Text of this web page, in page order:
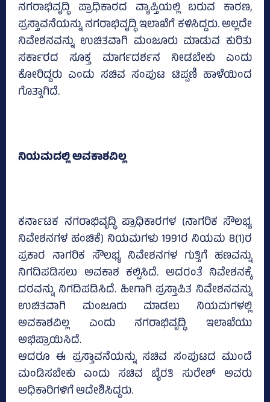
ನಗರಾಭಿವೃದ್ಧಿ ಪ್ರಾಧಿಕಾರದ ವ್ಯಾಪ್ತಿಯಲ್ಲಿ ಬರುವ ಕಾರಣ,
ಪ್ರಸ್ತಾವನೆಯನ್ನು ನಗರಾಭಿವೃದ್ಧಿ ಇಲಾಖೆಗೆ ಕಳಿಸಿದ್ದರು. ಅಲ್ಲದೇ
ನಿವೇಶನವನ್ನು ಉಚಿತವಾಗಿ ಮಂಜೂರು ಮಾಡುವ ಕುರಿತು
ಸರ್ಕಾರದ ಸೂಕ್ತ ಮಾರ್ಗದರ್ಶನ ನೀಡಬೇಕು ಎಂದು
ಕೋರಿದ್ದರು ಎಂದು ಸಚಿವ ಸಂಪುಟ ಟಿಪ್ಪಣಿ ಹಾಳೆಯಿಂದ
ಗೊತ್ತಾಗಿದೆ.
ನಿಯಮದಲ್ಲಿ ಅವಕಾಶವಿಲ್ಲ
ಕರ್ನಾಟಕ ನಗರಾಭಿವೃದ್ಧಿ ಪ್ರಾಧಿಕಾರಗಳ (ನಾಗರಿಕ ಸೌಲಭ್ಯ
ನಿವೇಶನಗಳ ಹಂಚಿಕೆ) ನಿಯಮಗಳು 1991ರ ನಿಯಮ 8(1)ರ
ಪ್ರಕಾರ ನಾಗರಿಕ ಸೌಲಭ್ಯ ನಿವೇಶನಗಳ ಗುತ್ತಿಗೆ ಹಣವನ್ನು
ನಿಗದಿಪಡಿಸಲು ಅವಕಾಶ ಕಲ್ಪಿಸಿದೆ. ಅದರಂತೆ ನಿವೇಶನಕ್ಕೆ
ದರವನ್ನು ನಿಗದಿಪಡಿಸಿದೆ. ಹೀಗಾಗಿ ಪ್ರಸ್ತಾಪಿತ ನಿವೇಶನವನ್ನು
ಉಚಿತವಾಗಿ ಮಂಜೂರು ಮಾಡಲು ನಿಯಮಗಳಲ್ಲಿ
ಅವಕಾಶವಿಲ್ಲ ಎಂದು ನಗರಾಭಿವೃದ್ಧಿ ಇಲಾಖೆಯು
ಅಭಿಪ್ರಾಯಿಸಿದೆ.
ಆದರೂ ಈ ಪ್ರಸ್ತಾವನೆಯನ್ನು ಸಚಿವ ಸಂಪುಟದ ಮುಂದೆ
ಮಂಡಿಸಬೇಕು ಎಂದು ಸಚಿವ ಬೈರತಿ ಸುರೇಶ್‌ ಅವರು
ಅಧಿಕಾರಿಗಳಿಗೆ ಆದೇಶಿಸಿದ್ದರು.